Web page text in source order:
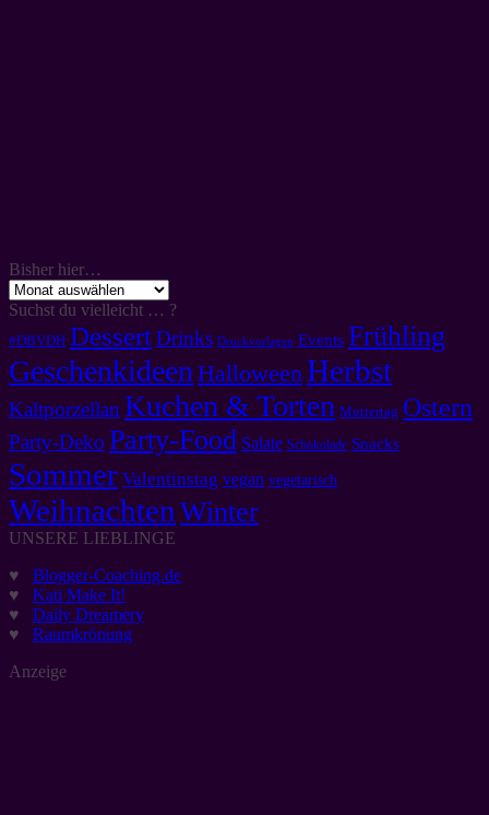
Bisher hier…
Bisher
hier…
Suchst du vielleicht … ?
#DBVDH DessertDrinks Druckvorlagen Events Frühling
Geschenkideen HalloweenHerbst
Kaltporzellan Kuchen & Torten Muttertag Ostern
Party-Deko Party-Food Salate Schokolade Snacks
Sommer Valentinstag vegan vegetarisch
Weihnachten Winter
UNSERE LIEBLINGE
♥ Blogger-Coaching.de
♥ Kati Make It!
♥ Daily Dreamery
♥ Raumkrönung
Anzeige